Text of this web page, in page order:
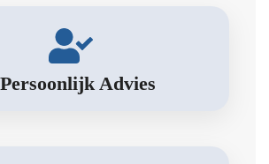
Persoonlijk Advies